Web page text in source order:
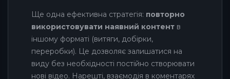
Ще одна ефективна стратегія: повторно
використовувати наявний контент в
іншому форматі (витяги, добірки,
переробки). Це дозволяє залишатися на
виду без необхідності постійно створювати
нові відео. Нарешті, взаємодія в коментарях